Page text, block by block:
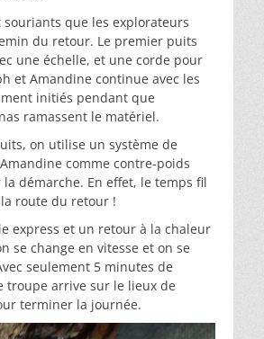
souriants que les explorateurs
du retour. Le premier puits
une échelle, et une corde pour
et Amandine continue avec les
initiés pendant que
ramassent le matériel.
on utilise un système de
comme contre-poids
la démarche. En effet, le temps fil
route du retour !
express et un retour à la chaleur
se change en vitesse et on se
seulement 5 minutes de
troupe arrive sur le lieux de
terminer la journée.